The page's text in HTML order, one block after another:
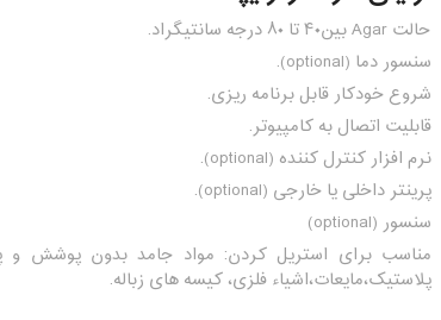
حالت Agar بین۴۰ تا ۸۰ درجه سانتیگراد.
سنسور دما (optional).
شروع خودکار قابل برنامه ریزی.
قابلیت اتصال به کامپیوتر.
نرم افزار کنترل کننده (optional).
پرینتر داخلی یا خارجی (optional).
سنسور (optional)
مناسب برای استریل کردن: مواد جامد بدون پوشش
پلاستیک،مایعات،اشیاء فلزی، کیسه های زباله.